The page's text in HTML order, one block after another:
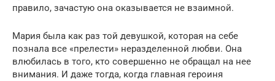
правило, зачастую она оказывается не взаимной.
Мария была как раз той девушкой, которая на себе
познала все «прелести» неразделенной любви. Она
влюбилась в того, кто совершенно не обращал на нее
внимания. И даже тогда, когда главная героиня